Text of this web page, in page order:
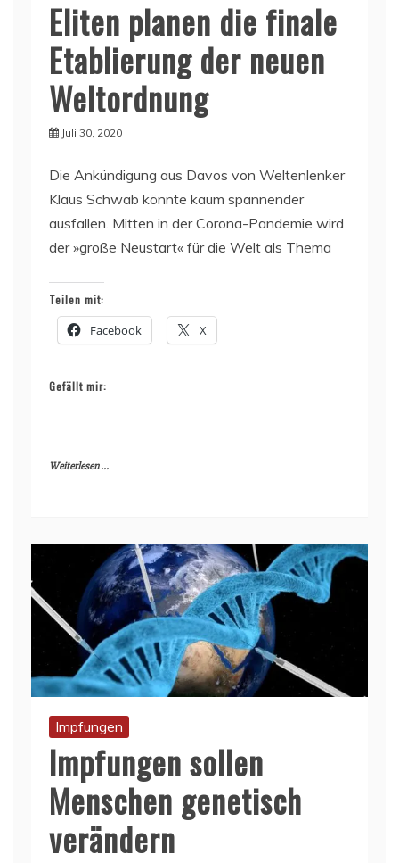
Eliten planen die finale
Etablierung der neuen
Weltordnung
Juli 30, 2020
Die Ankündigung aus Davos von Weltenlenker
Klaus Schwab könnte kaum spannender
ausfallen. Mitten in der Corona-Pandemie wird
der »große Neustart« für die Welt als Thema
Teilen mit:
Facebook X
Gefällt mir:
Weiterlesen ...
Impfungen
Impfungen sollen
Menschen genetisch
verändern